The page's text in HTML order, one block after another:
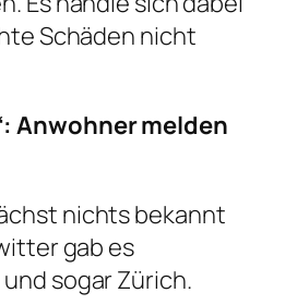
Schäden nicht
Anwohner melden
nichts bekannt
gab es
sogar Zürich.